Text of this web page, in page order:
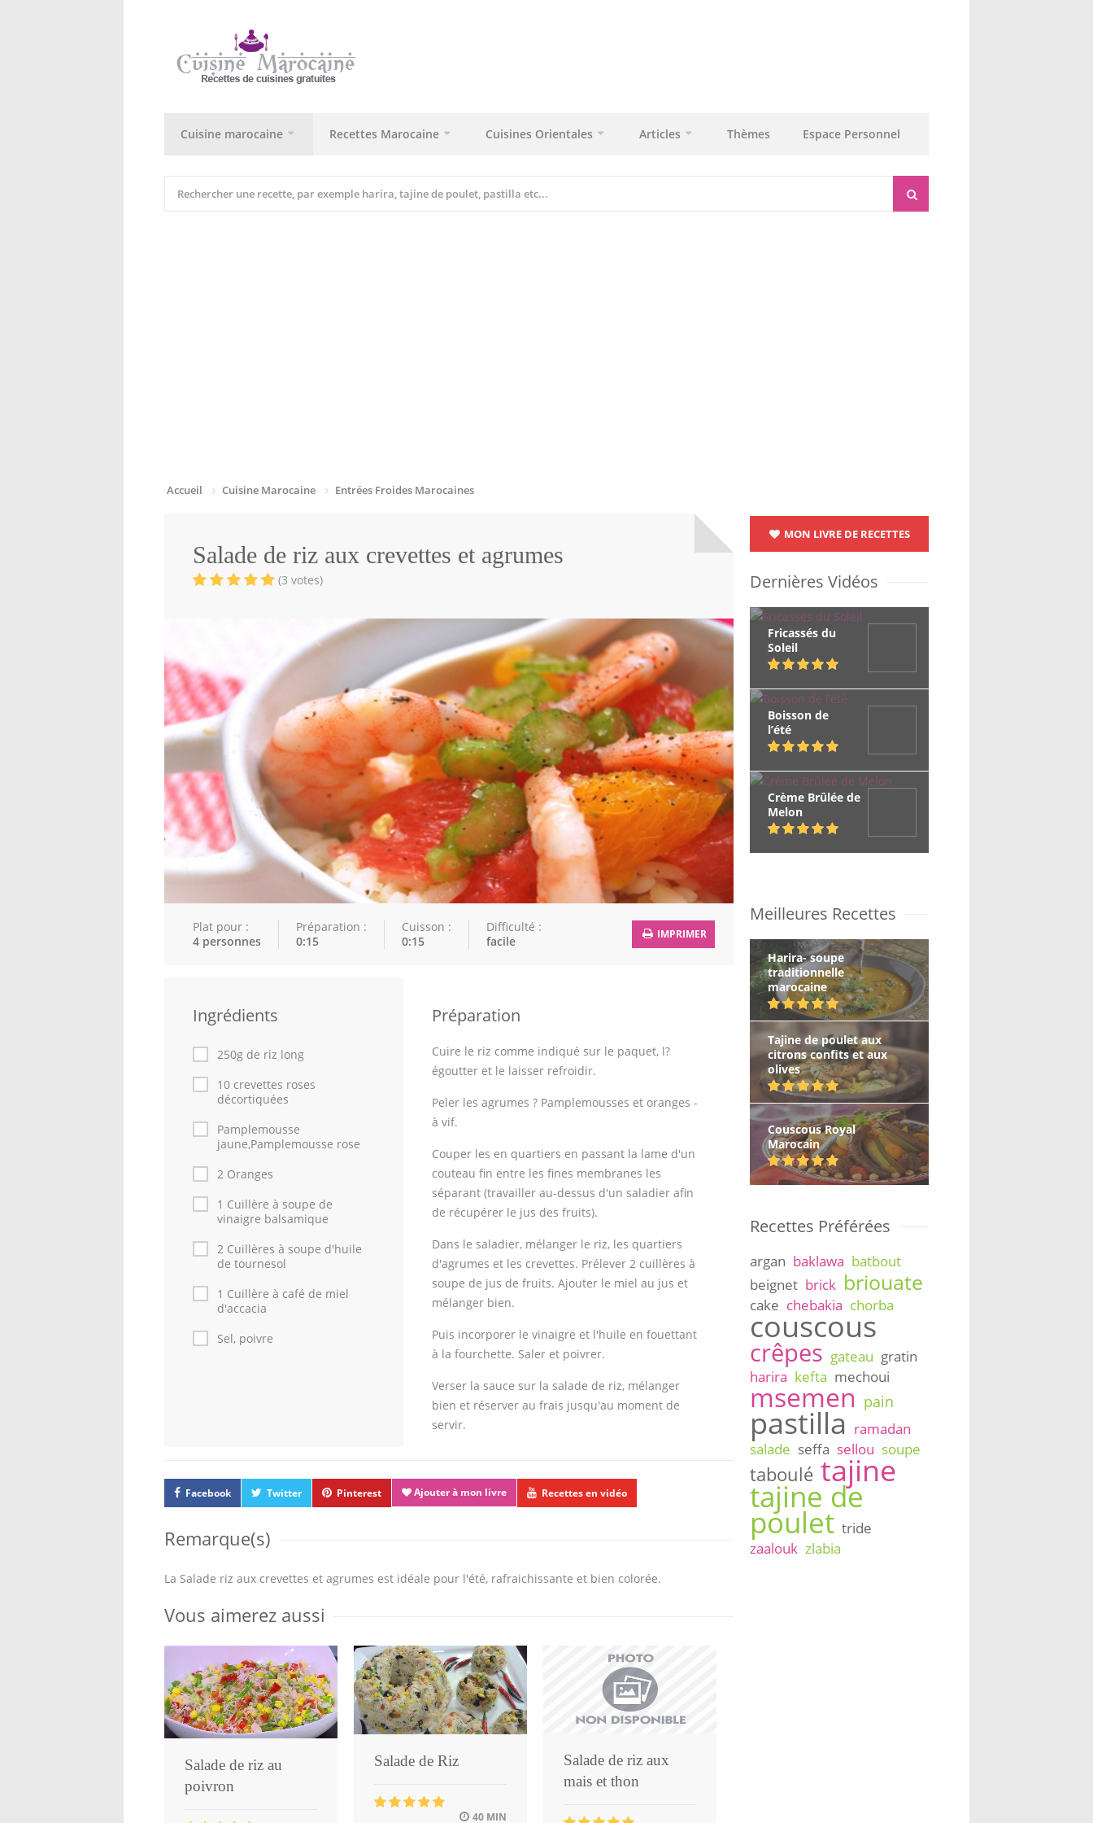
Cuisine marocaine Recettes Marocaine Cuisines Orientales Articles Thèmes Espace Personnel
Accueil Cuisine Marocaine Entrées Froides Marocaines
Salade de riz aux crevettes et agrumes
(3 votes)
Plat pour :
4 personnes
Préparation :
0:15
Cuisson :
0:15
Difficulté :
facile
IMPRIMER
Ingrédients
250g de riz long
10 crevettes roses
décortiquées
Pamplemousse
jaune,Pamplemousse rose
2 Oranges
1 Cuillère à soupe de
vinaigre balsamique
2 Cuillères à soupe d'huile
de tournesol
1 Cuillère à café de miel
d'accacia
Sel, poivre
Préparation
Cuire le riz comme indiqué sur le paquet, l?
égoutter et le laisser refroidir.
Peler les agrumes ? Pamplemousses et oranges -
à vif.
Couper les en quartiers en passant la lame d'un
couteau fin entre les fines membranes les
séparant (travailler au-dessus d'un saladier afin
de récupérer le jus des fruits).
Dans le saladier, mélanger le riz, les quartiers
d'agrumes et les crevettes. Prélever 2 cuillères à
soupe de jus de fruits. Ajouter le miel au jus et
mélanger bien.
Puis incorporer le vinaigre et l'huile en fouettant
à la fourchette. Saler et poivrer.
Verser la sauce sur la salade de riz, mélanger
bien et réserver au frais jusqu'au moment de
servir.
Facebook Twitter Pinterest Ajouter à mon livre Recettes en vidéo
Remarque(s)
La Salade riz aux crevettes et agrumes est idéale pour l'été, rafraichissante et bien colorée.
Vous aimerez aussi
Salade de riz au
poivron
Salade de Riz
40 MIN
Salade de riz aux
mais et thon
MON LIVRE DE RECETTES
Dernières Vidéos
Fricassés du
Soleil
Boisson de
l’été
Crème Brûlée de
Melon
Meilleures Recettes
Harira- soupe
traditionnelle
marocaine
Tajine de poulet aux
citrons confits et aux
olives
Couscous Royal
Marocain
Recettes Préférées
argan baklawa batbout
beignet brick briouate
cake chebakia chorba
couscous
crêpes gateau gratin
harira kefta mechoui
msemen pain
pastilla ramadan
salade seffa sellou soupe
taboulé tajine
tajine de
poulet tride
zaalouk zlabia